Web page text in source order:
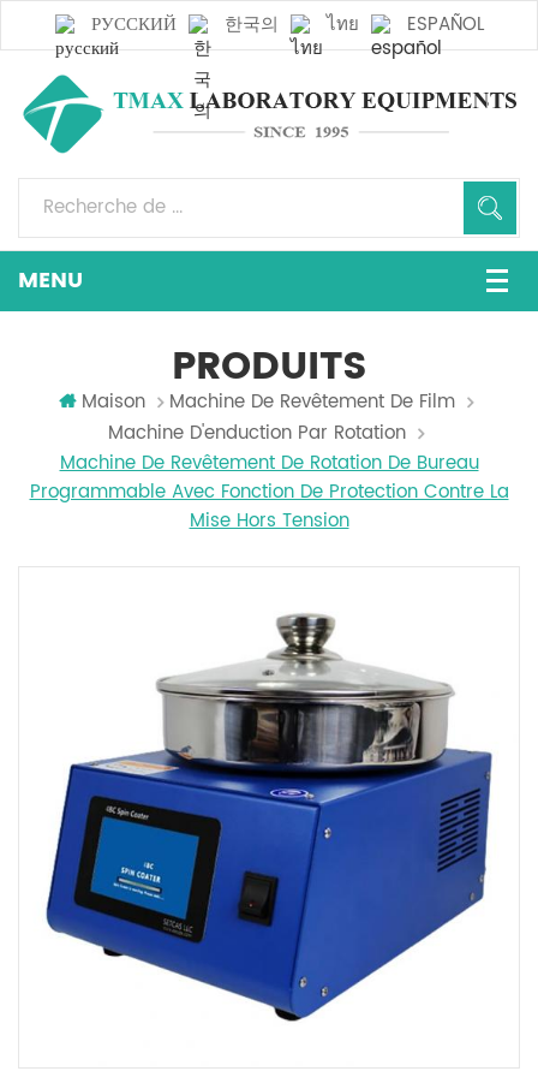
РУССКИЙ 한국의 ไทย ESPAÑOL
PRODUITS
Maison
Machine De Revêtement De Film
Machine D'enduction Par Rotation
Machine De Revêtement De Rotation De Bureau
Programmable Avec Fonction De Protection Contre La
Mise Hors Tension